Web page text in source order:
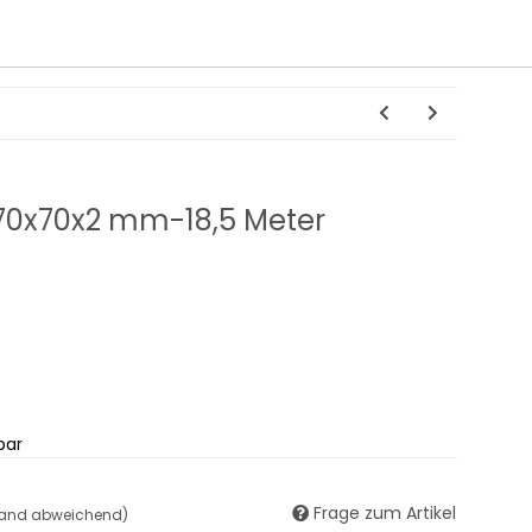
mm-18,5 Meter
abweichend) Frage zum Artikel